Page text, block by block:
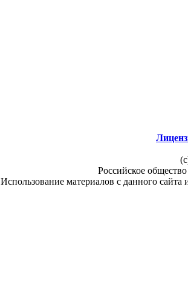
Российское
Использование материалов с данного